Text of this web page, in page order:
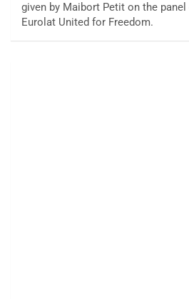
given by Maibort Petit on the
Eurolat United for Freedom.